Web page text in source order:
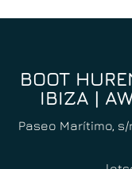
BOOT
IBIZA |
Paseo Marítimo,